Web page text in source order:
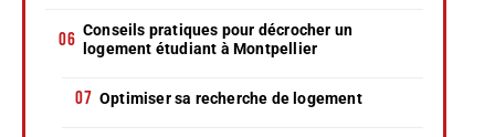
Conseils pratiques pour décrocher un
logement étudiant à Montpellier
Optimiser sa recherche de logement